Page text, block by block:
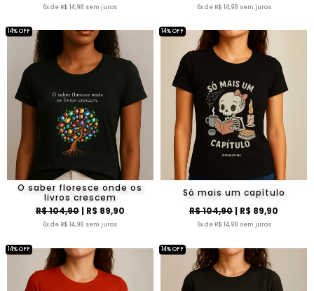
6x de R$ 14,98 sem juros 6x de R$ 14,98 sem juros
O saber floresce onde os
livros crescem
R$ 104,90| R$ 89,90
6x de R$ 14,98 sem juros
14% OFF
Só mais um capítulo
R$ 104,90| R$ 89,90
6x de R$ 14,98 sem juros
14% OFF
14% OFF 14% OFF